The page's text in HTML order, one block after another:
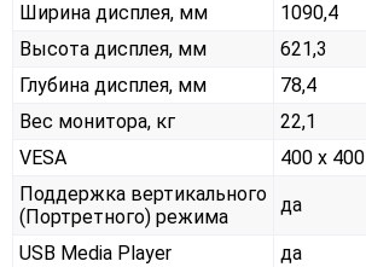
Ширина дисплея, мм
1090,4
Высота дисплея, мм
621,3
Глубина дисплея, мм
78,4
Вес монитора, кг
22,1
VESA
400 x 400
Поддержка вертикального
(Портретного) режима
да
USB Media Player
да